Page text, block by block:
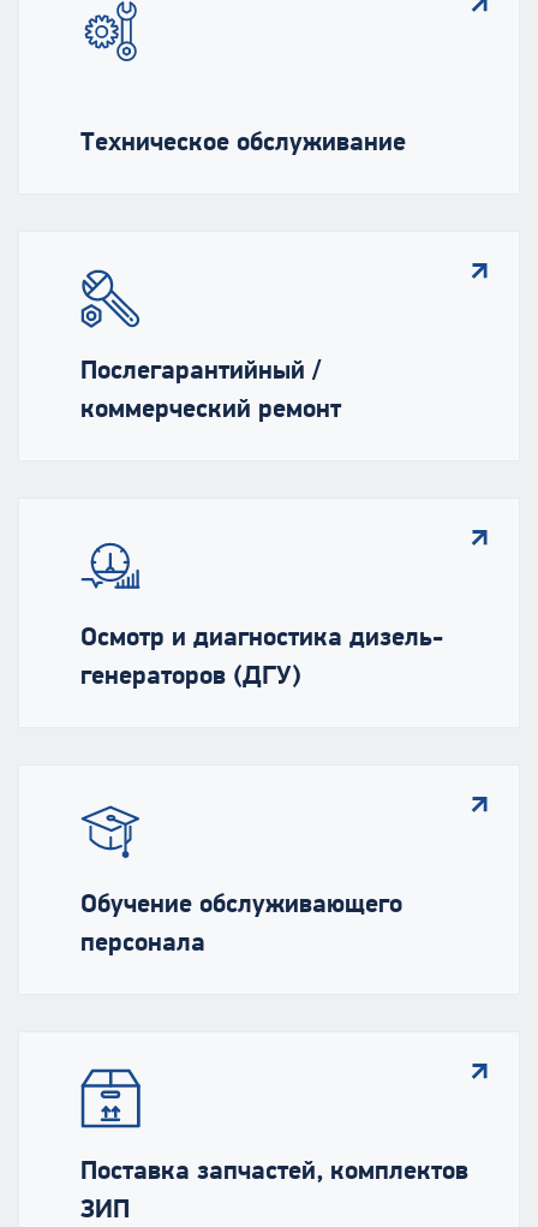
Техническое обслуживание
Послегарантийный /
коммерческий ремонт
Осмотр и диагностика дизель-
генераторов (ДГУ)
Обучение обслуживающего
персонала
Поставка запчастей, комплектов
ЗИП